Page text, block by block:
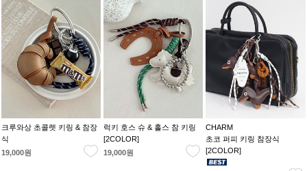
크루와상 초콜렛 키링 & 참장
식
19,000원
럭키 호스 슈 & 홀스 참 키링
[2COLOR]
19,000원
CHARM
초코 퍼피 키링 참장식
[2COLOR]